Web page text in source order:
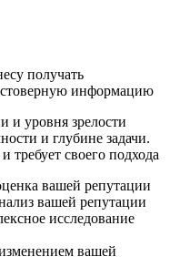
получать
информацию
и уровня зрелости
и глубине задачи.
требует своего подхода
вашей репутации
вашей репутации
исследование
вашей